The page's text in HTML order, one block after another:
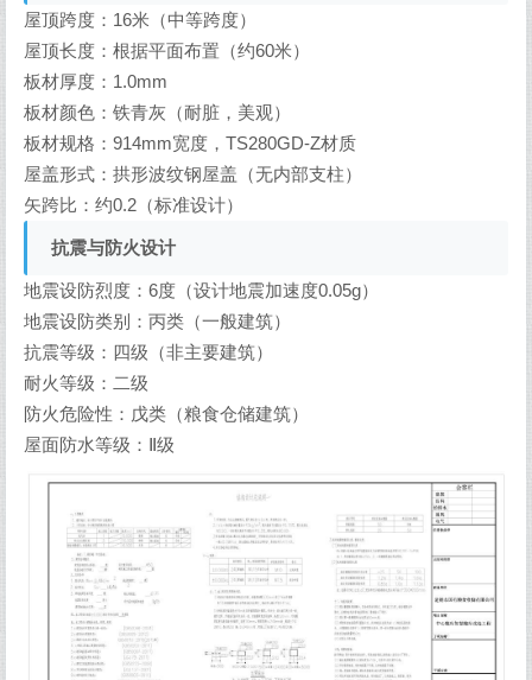
屋顶跨度：16米（中等跨度）
屋顶长度：根据平面布置（约60米）
板材厚度：1.0mm
板材颜色：铁青灰（耐脏，美观）
板材规格：914mm宽度，TS280GD-Z材质
屋盖形式：拱形波纹钢屋盖（无内部支柱）
矢跨比：约0.2（标准设计）
抗震与防火设计
地震设防烈度：6度（设计地震加速度0.05g）
地震设防类别：丙类（一般建筑）
抗震等级：四级（非主要建筑）
耐火等级：二级
防火危险性：戊类（粮食仓储建筑）
屋面防水等级：Ⅱ级